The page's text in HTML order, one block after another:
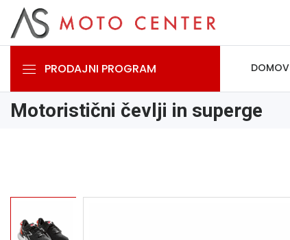
PRODAJNI PROGRAM DOMOV
Motoristični čevlji in superge